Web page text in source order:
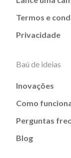
Termos e
Privacidade
Baú de ideias
Inovações
Como
Perguntas
Blog